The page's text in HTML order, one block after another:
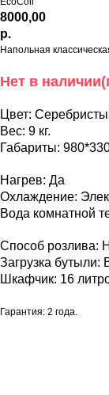
8000,00
р.
Напольная
Нет в
Цвет:
Вес: 9 кг.
Габариты:
Нагрев: Да
Охлаждение:
Вода комнатной
Способ розлива:
Загрузка бутыли:
Шкафчик: 16
Гарантия: 2 года.